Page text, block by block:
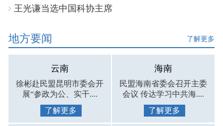
王光谦当选中国科协主席
地方要闻 了解更多
云南
徐彬赴民盟昆明市委会开
展“参政为公、实干....
了解更多
海南
民盟海南省委会召开主委
会议 传达学习中共海....
了解更多